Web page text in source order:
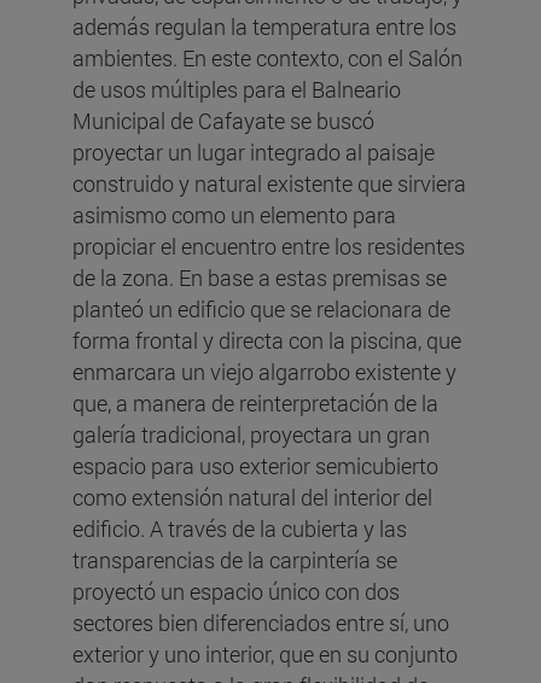
además regulan la temperatura entre los
ambientes. En este contexto, con el Salón
de usos múltiples para el Balneario
Municipal de Cafayate se buscó
proyectar un lugar integrado al paisaje
construido y natural existente que sirviera
asimismo como un elemento para
propiciar el encuentro entre los residentes
de la zona. En base a estas premisas se
planteó un edificio que se relacionara de
forma frontal y directa con la piscina, que
enmarcara un viejo algarrobo existente y
que, a manera de reinterpretación de la
galería tradicional, proyectara un gran
espacio para uso exterior semicubierto
como extensión natural del interior del
edificio. A través de la cubierta y las
transparencias de la carpintería se
proyectó un espacio único con dos
sectores bien diferenciados entre sí, uno
exterior y uno interior, que en su conjunto